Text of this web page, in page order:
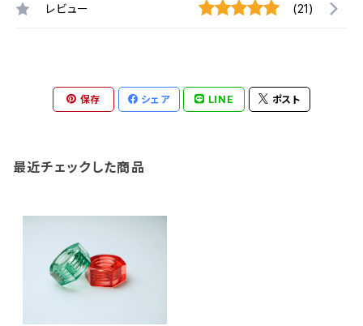
レビュー (21)
保存 シェア LINE ポスト
最近チェックした商品